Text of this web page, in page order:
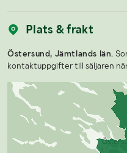
Plats & frakt
Östersund, Jämtlands län.
kontaktuppgifter till säljaren